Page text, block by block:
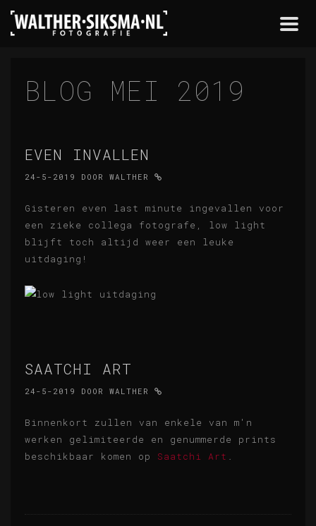
BLOG MEI 2019
EVEN INVALLEN
24-5-2019 DOOR WALTHER
Gisteren even last minute ingevallen voor
een zieke collega fotografe, low light
blijft toch altijd weer een leuke
uitdaging!
SAATCHI ART
24-5-2019 DOOR WALTHER
Binnenkort zullen van enkele van m'n
werken gelimiteerde en genummerde prints
beschikbaar komen op Saatchi Art